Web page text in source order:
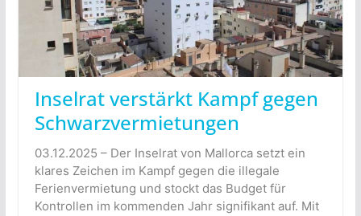
Inselrat verstärkt Kampf gegen
Schwarzvermietungen
03.12.2025 – Der Inselrat von Mallorca setzt ein
klares Zeichen im Kampf gegen die illegale
Ferienvermietung und stockt das Budget für
Kontrollen im kommenden Jahr signifikant auf. Mit